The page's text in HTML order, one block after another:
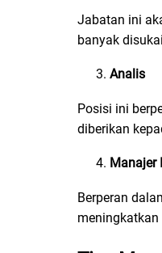
Jabatan ini
banyak
Analis
Posisi ini
diberikan
Manajer
Berperan